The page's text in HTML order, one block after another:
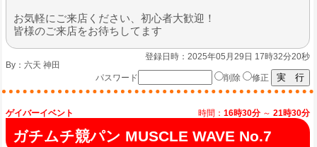
お気軽にご来店ください、初心者大歓迎！
皆様のご来店をお待ちしてます
登録日時：2025年05月29日 17時32分20秒
By： 六天 神田
パスワード
削除 修正
ゲイバーイベント 時間： 16時30分 ～ 21時30分
ガチムチ競パン MUSCLE WAVE No.7